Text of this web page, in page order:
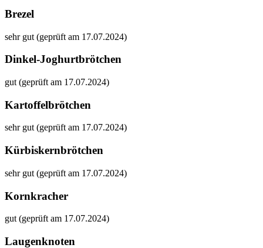
Brezel
sehr gut (geprüft am 17.07.2024)
Dinkel-Joghurtbrötchen
gut (geprüft am 17.07.2024)
Kartoffelbrötchen
sehr gut (geprüft am 17.07.2024)
Kürbiskernbrötchen
sehr gut (geprüft am 17.07.2024)
Kornkracher
gut (geprüft am 17.07.2024)
Laugenknoten